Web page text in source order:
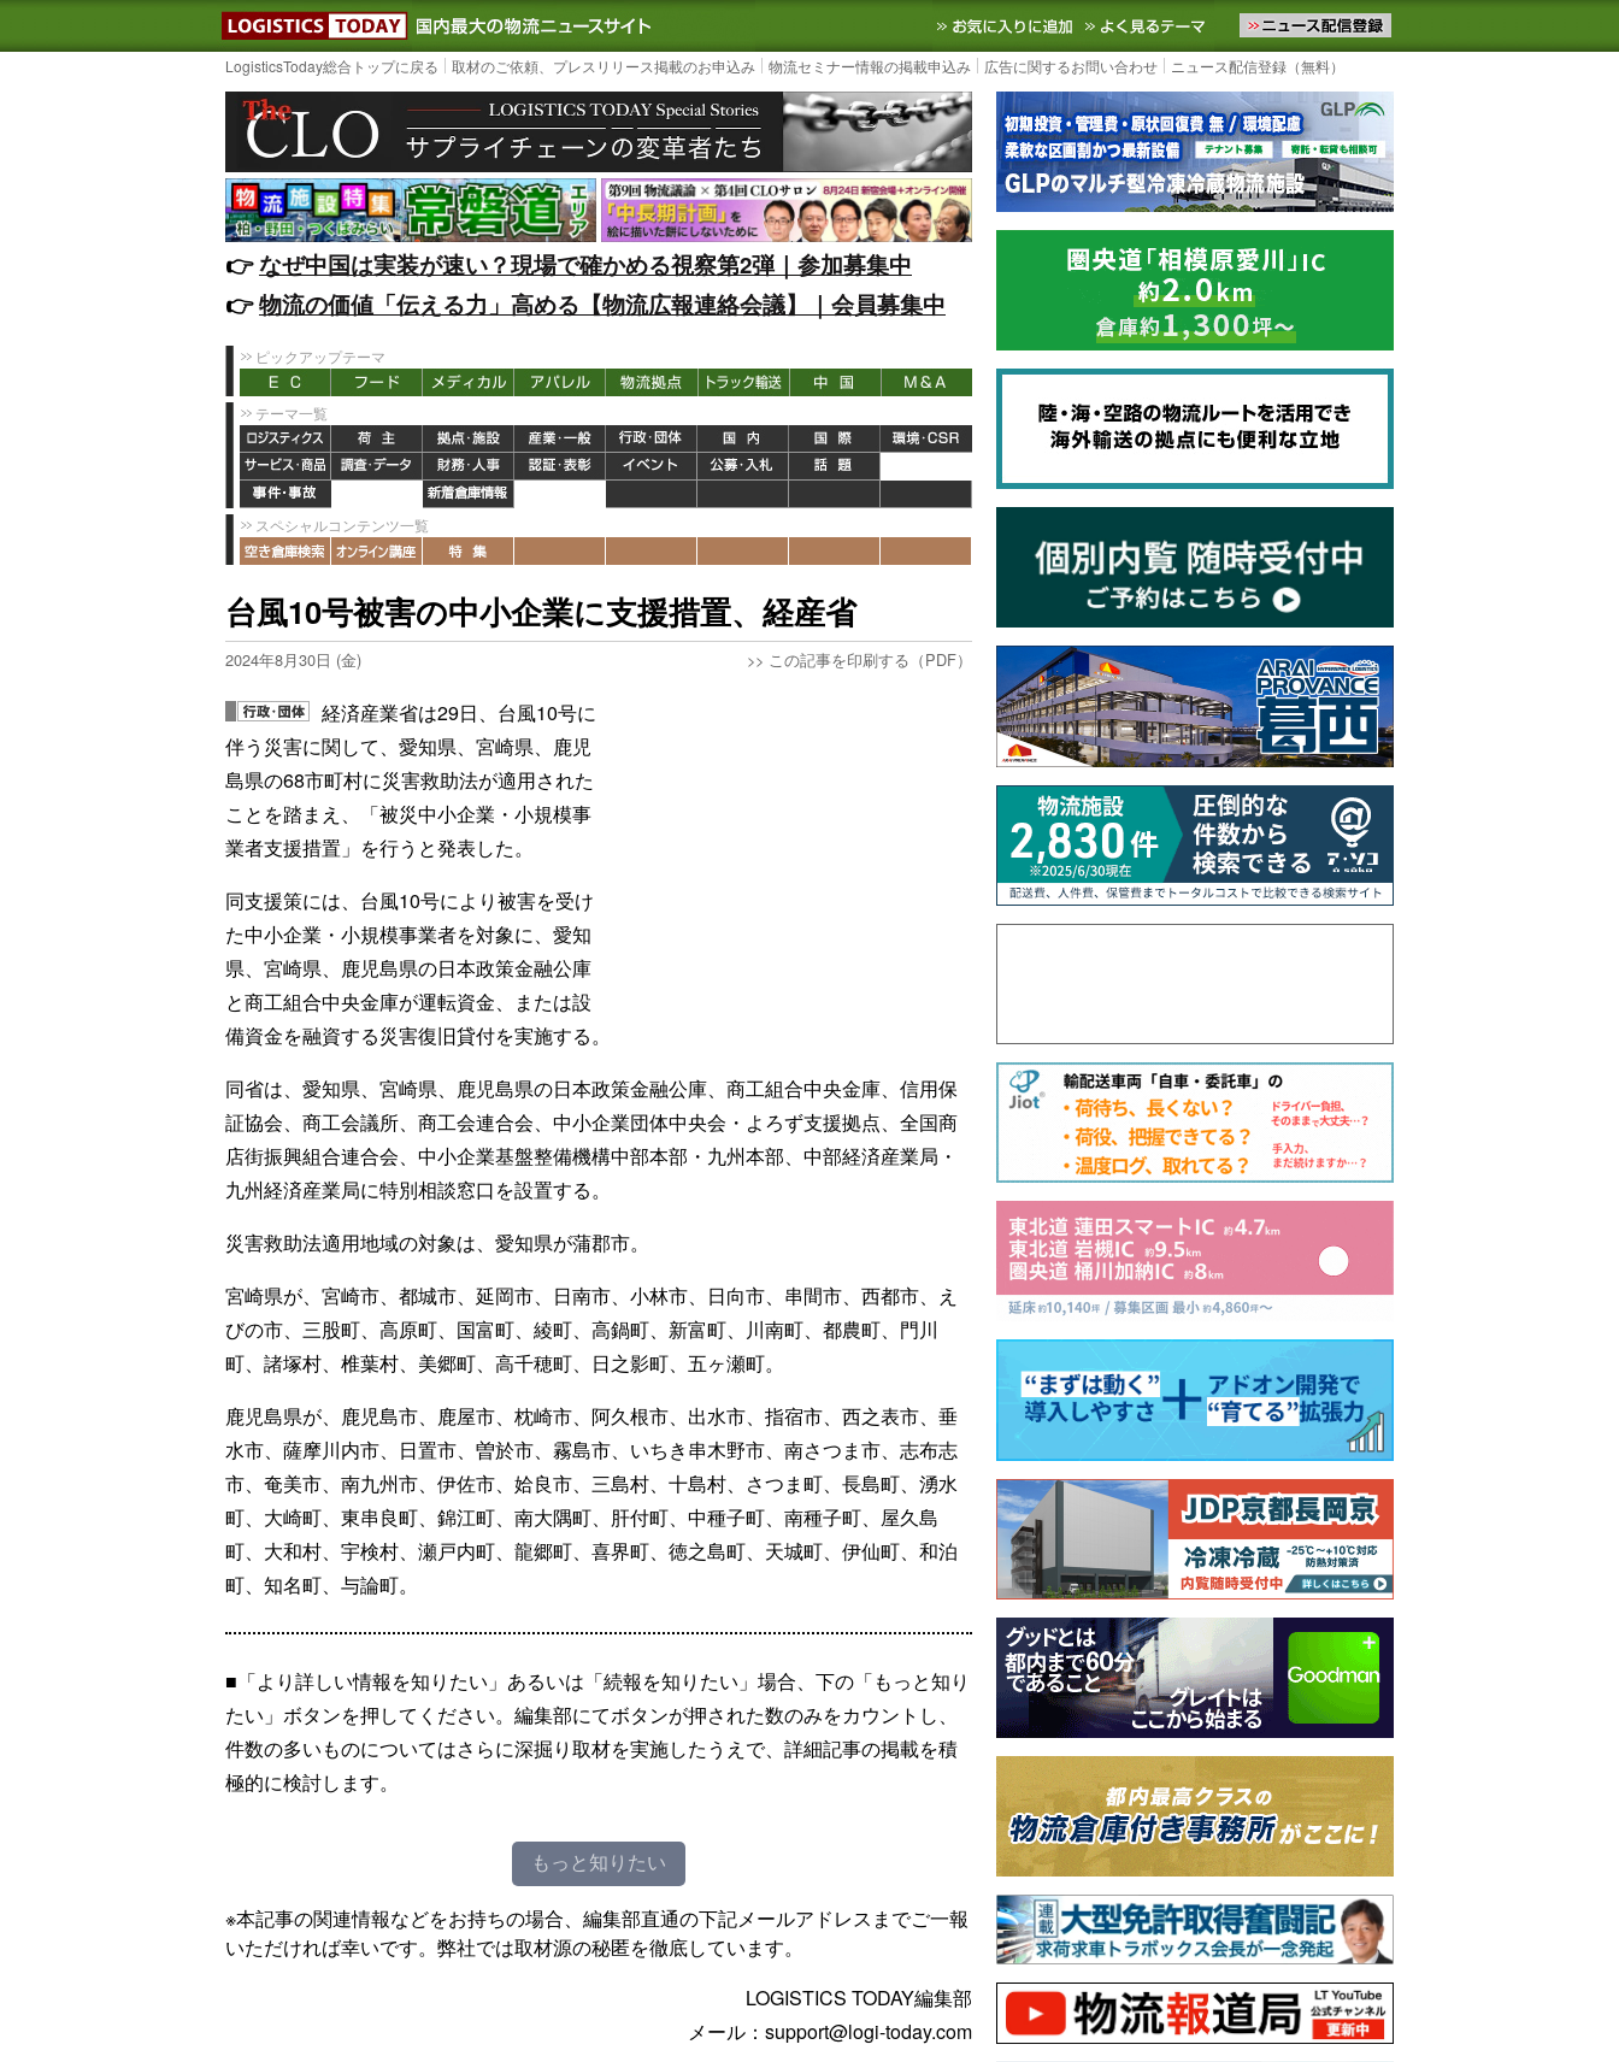
LOGISTICS TODAY｜国内最大の物流ニュースサイト3PL, SCMなど国内外の最新の物流ニュースをお届けします。物流ニュースメール配信を登録す
お気に入りに追加 よく見るテーマ
LogisticsToday総合トップに戻る 取材のご依頼、プレスリリース掲載のお申込み 物流セミナー情報の掲載申込み 広告に関するお問い合わせ ニュース配信登録（無料）
👉️なぜ中国は実装が速い？現場で確かめる視察第2弾｜参加募集中
👉️物流の価値「伝える力」高める【物流広報連絡会議】｜会員募集中
ピックアップテーマ
テーマ一覧
スペシャルコンテンツ一覧
台風10号被害の中小企業に支援措置、経産省
2024年8月30日 (金) >> この記事を印刷する（PDF）
経済産業省は29日、台風10号に
伴う災害に関して、愛知県、宮崎県、鹿児
島県の68市町村に災害救助法が適用された
ことを踏まえ、「被災中小企業・小規模事
業者支援措置」を行うと発表した。
同支援策には、台風10号により被害を受け
た中小企業・小規模事業者を対象に、愛知
県、宮崎県、鹿児島県の日本政策金融公庫
と商工組合中央金庫が運転資金、または設
備資金を融資する災害復旧貸付を実施する。
同省は、愛知県、宮崎県、鹿児島県の日本政策金融公庫、商工組合中央金庫、信用保
証協会、商工会議所、商工会連合会、中小企業団体中央会・よろず支援拠点、全国商
店街振興組合連合会、中小企業基盤整備機構中部本部・九州本部、中部経済産業局・
九州経済産業局に特別相談窓口を設置する。
災害救助法適用地域の対象は、愛知県が蒲郡市。
宮崎県が、宮崎市、都城市、延岡市、日南市、小林市、日向市、串間市、西都市、え
びの市、三股町、高原町、国富町、綾町、高鍋町、新富町、川南町、都農町、門川
町、諸塚村、椎葉村、美郷町、高千穂町、日之影町、五ヶ瀬町。
鹿児島県が、鹿児島市、鹿屋市、枕崎市、阿久根市、出水市、指宿市、西之表市、垂
水市、薩摩川内市、日置市、曽於市、霧島市、いちき串木野市、南さつま市、志布志
市、奄美市、南九州市、伊佐市、姶良市、三島村、十島村、さつま町、長島町、湧水
町、大崎町、東串良町、錦江町、南大隅町、肝付町、中種子町、南種子町、屋久島
町、大和村、宇検村、瀬戸内町、龍郷町、喜界町、徳之島町、天城町、伊仙町、和泊
町、知名町、与論町。
■「より詳しい情報を知りたい」あるいは「続報を知りたい」場合、下の「もっと知り
たい」ボタンを押してください。編集部にてボタンが押された数のみをカウントし、
件数の多いものについてはさらに深掘り取材を実施したうえで、詳細記事の掲載を積
極的に検討します。
もっと知りたい
※本記事の関連情報などをお持ちの場合、編集部直通の下記メールアドレスまでご一報
いただければ幸いです。弊社では取材源の秘匿を徹底しています。
LOGISTICS TODAY編集部
メール：support@logi-today.com